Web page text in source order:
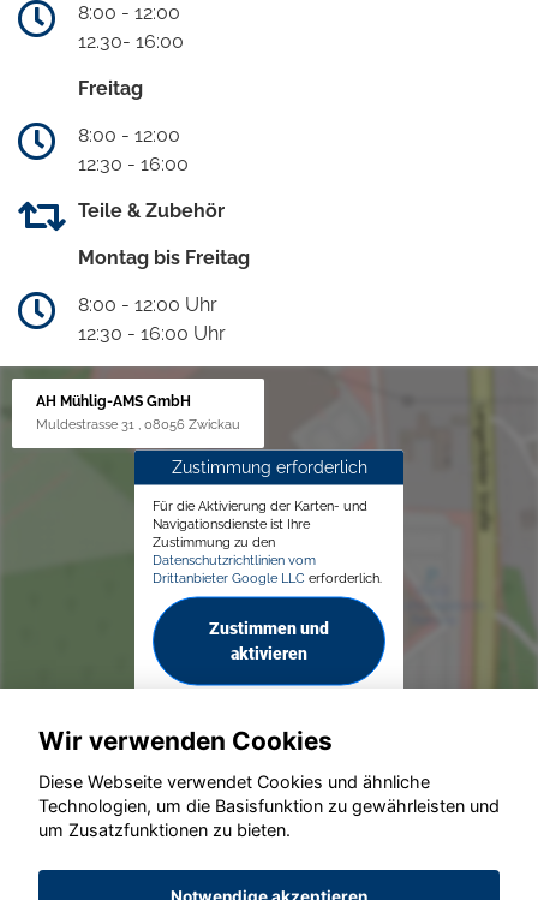
8:00 - 12:00
12.30- 16:00
Freitag
8:00 - 12:00
12:30 - 16:00
Teile & Zubehör
Montag bis Freitag
8:00 - 12:00 Uhr
12:30 - 16:00 Uhr
AH Mühlig-AMS GmbH
Muldestrasse 31 , 08056 Zwickau
Zustimmung erforderlich
Für die Aktivierung der Karten- und
Navigationsdienste ist Ihre
Zustimmung zu den
Datenschutzrichtlinien vom
Drittanbieter Google LLC erforderlich.
Zustimmen und
aktivieren
© konjunkturmotor.de GmbH 2020 - 2026
Wir verwenden Cookies
Diese Webseite verwendet Cookies und ähnliche
Technologien, um die Basisfunktion zu gewährleisten und
um Zusatzfunktionen zu bieten.